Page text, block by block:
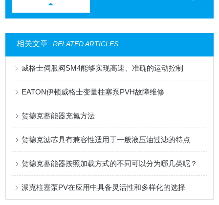
相关文章 RELATED ARTICLES
威格士伺服阀SM4能够实现高速、准确的运动控制
EATON伊顿威格士变量柱塞泵PVH故障维修
贺德克蓄能器充氮方法
贺德克滤芯具有兼容性适用于一般液压油过滤的特点
贺德克蓄能器按照加载方式的不同可以分为哪几类呢？
派克柱塞泵PV在应用中具备灵活性和多样化的选择